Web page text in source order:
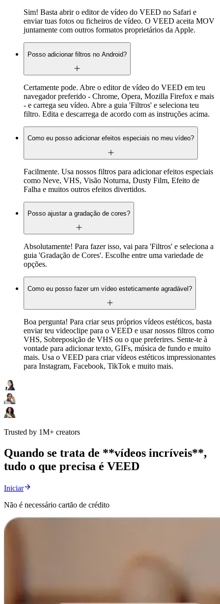
Sim! Basta abrir o editor de vídeo do VEED no Safari e
enviar tuas fotos ou ficheiros de vídeo. O VEED aceita MOV
juntamente com outros formatos proprietários da Apple.
Posso adicionar filtros no Android?
Certamente pode. Abre o editor de vídeo do VEED em teu
navegador preferido - Chrome, Opera, Mozilla Firefox e mais
- e carrega seu vídeo. Abre a guia 'Filtros' e seleciona teu
filtro. Edita e descarrega de acordo com as instruções acima.
Como eu posso adicionar efeitos especiais no meu vídeo?
Facilmente. Usa nossos filtros para adicionar efeitos especiais
como Neve, VHS, Visão Noturna, Dusty Film, Efeito de
Falha e muitos outros efeitos divertidos.
Posso ajustar a gradação de cores?
Absolutamente! Para fazer isso, vai para 'Filtros' e seleciona a
guia 'Gradação de Cores'. Escolhe entre uma variedade de
opções.
Como eu posso fazer um vídeo esteticamente agradável?
Boa pergunta! Para criar seus próprios vídeos estéticos, basta
enviar teu videoclipe para o VEED e usar nossos filtros como
VHS, Sobreposição de VHS ou o que preferires. Sente-te à
vontade para adicionar texto, GIFs, música de fundo e muito
mais. Usa o VEED para criar vídeos estéticos impressionantes
para Instagram, Facebook, TikTok e muito mais.
Trusted by 1M+ creators
Quando se trata de **vídeos incríveis**,
tudo o que precisa é VEED
Iniciar
Não é necessário cartão de crédito